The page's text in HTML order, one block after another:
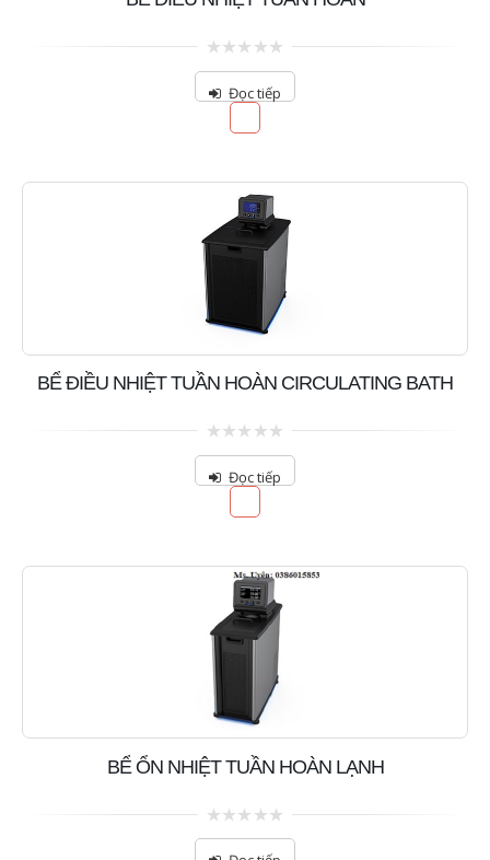
0
of
Đọc tiếp
BỂ ĐIỀU NHIỆT TUẦN HOÀN CIRCULATING BATH
of
Đọc tiếp
BỂ ỔN NHIỆT TUẦN HOÀN LẠNH
0